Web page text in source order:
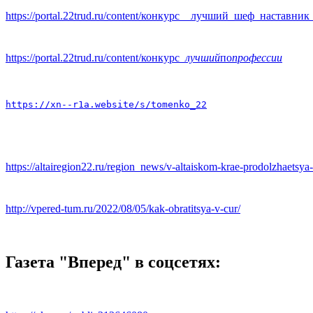
https://portal.22trud.ru/content/конкурс__лучший_шеф_наставник_
https://portal.22trud.ru/content/конкурс _лучшийпопрофессии
https://xn--r1a.website/s/tomenko_22
https://altairegion22.ru/region_news/v-altaiskom-krae-
http://vpered-tum.ru/2022/08/05/kak-obratitsya-v-cur/
Газета "Вперед" в соцсетях: